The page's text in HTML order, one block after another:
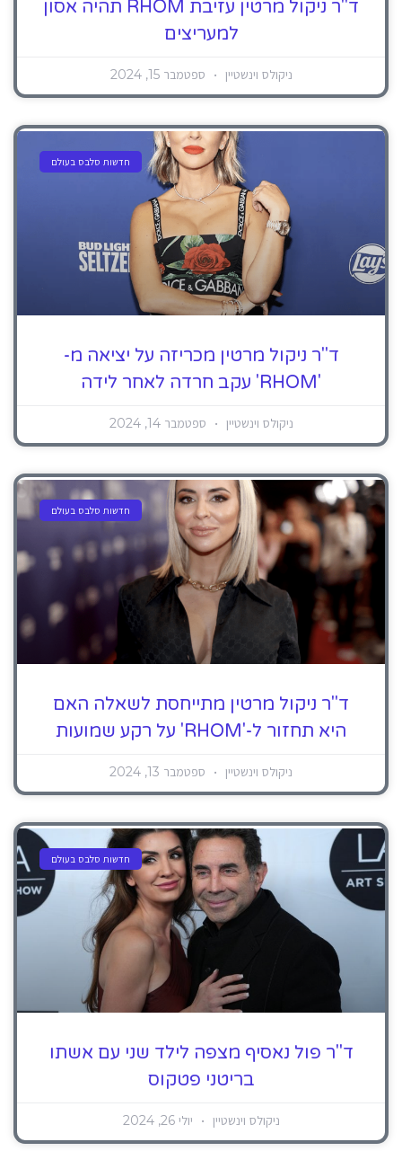
ד"ר ניקול מרטין עזיבת RHOM תהיה אסון
למעריצים
ניקולס וינשטיין ספטמבר 15, 2024
חדשות סלבס בעולם
ד"ר ניקול מרטין מכריזה על יציאה מ-
'RHOM' עקב חרדה לאחר לידה
ניקולס וינשטיין ספטמבר 14, 2024
חדשות סלבס בעולם
ד"ר ניקול מרטין מתייחסת לשאלה האם
היא תחזור ל-'RHOM' על רקע שמועות
ניקולס וינשטיין ספטמבר 13, 2024
חדשות סלבס בעולם
ד"ר פול נאסיף מצפה לילד שני עם אשתו
בריטני פטקוס
ניקולס וינשטיין יולי 26, 2024